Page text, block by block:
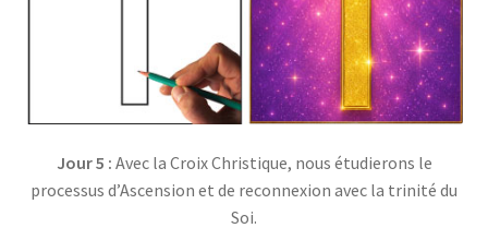
Jour 5 : Avec la Croix Christique, nous étudierons le
processus d’Ascension et de reconnexion avec la trinité du
Soi.